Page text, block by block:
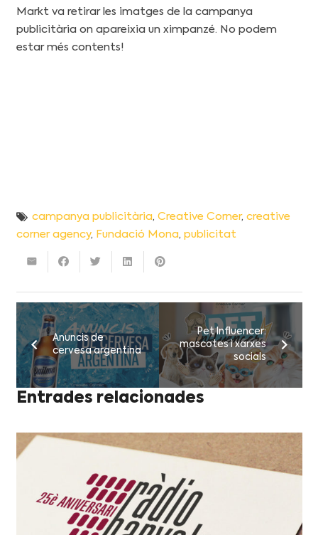
Markt va retirar les imatges de la campanya
publicitària on apareixia un ximpanzé. No podem
estar més contents!
campanya publicitària, Creative Corner, creative
corner agency, Fundació Mona, publicitat
Anuncis de
cervesa argentina
Pet Influencer:
mascotes i xarxes
socials
Entrades relacionades